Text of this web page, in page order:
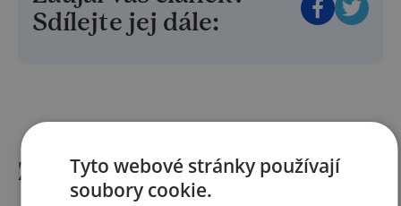
Sdílejte jej dále:
Zájezdy do této destinace
Tyto webové stránky používají
soubory cookie.